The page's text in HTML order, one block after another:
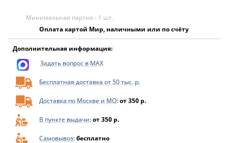
Минимальная партия - 1 шт.
Оплата картой Мир, наличными или по счёту
Дополнительная информация:
Задать вопрос в MAX
Бесплатная доставка от 50 тыс. р.
Доставка по Москве и МО:от 350 р.
В пункте выдачи:от 350 р.
Самовывоз:бесплатно